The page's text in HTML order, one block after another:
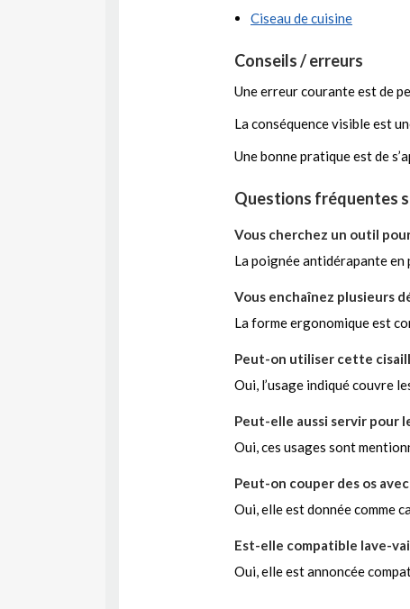
Ciseau de cuisine
Conseils / erreurs
Une erreur courante est de
La conséquence visible est
Une bonne pratique est de
Questions fréquentes
Vous cherchez un outil
La poignée antidérapante
Vous enchaînez plusieurs
La forme ergonomique est
Peut-on utiliser cette
Oui, l’usage indiqué couvre
Peut-elle aussi servir pour
Oui, ces usages sont
Peut-on couper des os
Oui, elle est donnée comme
Est-elle compatible lave-
Oui, elle est annoncée